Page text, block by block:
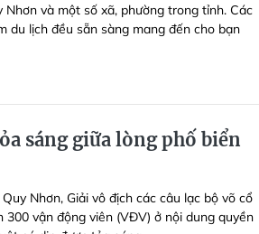
và một số xã, phường trong tỉnh. Các
du lịch đều sẵn sàng mang đến cho bạn
sáng giữa lòng phố biển
Nhơn, Giải vô địch các câu lạc bộ võ cổ
vận động viên (VĐV) ở nội dung quyền